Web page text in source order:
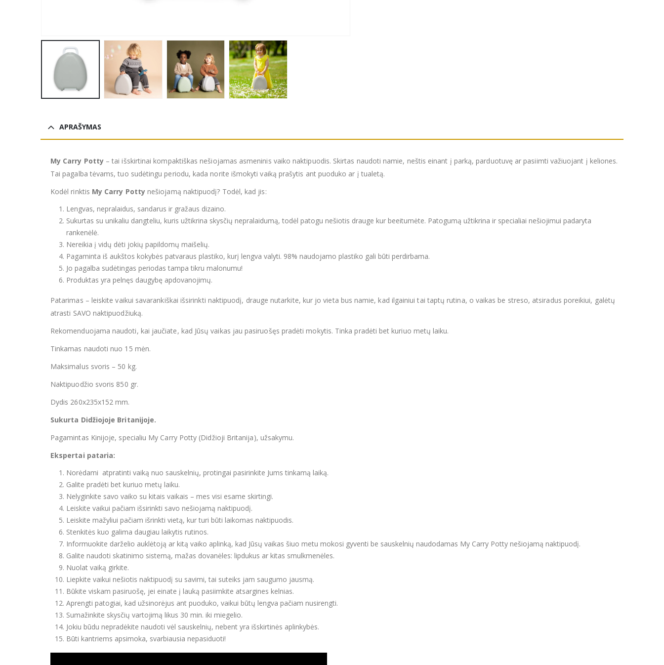
APRAŠYMAS
My Carry Potty– tai išskirtinai kompaktiškas nešiojamas asmeninis vaiko naktipuodis. Skirtas naudoti namie, neštis einant į parką, parduotuvę ar pasiimti važiuojant į keliones.
Tai pagalba tėvams, tuo sudėtingu periodu, kada norite išmokyti vaiką prašytis ant puoduko ar į tualetą.
Kodėl rinktis My Carry Pottynešiojamą naktipuodį? Todėl, kad jis:
Lengvas, nepralaidus, sandarus ir gražaus dizaino.
Sukurtas su unikaliu dangteliu, kuris užtikrina skysčių nepralaidumą, todėl patogu nešiotis drauge kur beeitumėte. Patogumą užtikrina ir specialiai nešiojimui padaryta
rankenėlė.
Nereikia į vidų dėti jokių papildomų maišelių.
Pagaminta iš aukštos kokybės patvaraus plastiko, kurį lengva valyti. 98% naudojamo plastiko gali būti perdirbama.
Jo pagalba sudėtingas periodas tampa tikru malonumu!
Produktas yra pelnęs daugybę apdovanojimų.
Patarimas – leiskite vaikui savarankiškai išsirinkti naktipuodį, drauge nutarkite, kur jo vieta bus namie, kad ilgainiui tai taptų rutina, o vaikas be streso, atsiradus poreikiui, galėtų
atrasti SAVO naktipuodžiuką.
Rekomenduojama naudoti, kai jaučiate, kad Jūsų vaikas jau pasiruošęs pradėti mokytis. Tinka pradėti bet kuriuo metų laiku.
Tinkamas naudoti nuo 15 mėn.
Maksimalus svoris – 50 kg.
Naktipuodžio svoris 850 gr.
Dydis 260x235x152 mm.
Sukurta Didžiojoje Britanijoje.
Pagamintas Kinijoje, specialiu My Carry Potty (Didžioji Britanija), užsakymu.
Ekspertai pataria:
Norėdami atpratinti vaiką nuo sauskelnių, protingai pasirinkite Jums tinkamą laiką.
Galite pradėti bet kuriuo metų laiku.
Nelyginkite savo vaiko su kitais vaikais – mes visi esame skirtingi.
Leiskite vaikui pačiam išsirinkti savo nešiojamą naktipuodį.
Leiskite mažyliui pačiam išrinkti vietą, kur turi būti laikomas naktipuodis.
Stenkitės kuo galima daugiau laikytis rutinos.
Informuokite darželio auklėtoją ar kitą vaiko aplinką, kad Jūsų vaikas šiuo metu mokosi gyventi be sauskelnių naudodamas My Carry Potty nešiojamą naktipuodį.
Galite naudoti skatinimo sistemą, mažas dovanėles: lipdukus ar kitas smulkmenėles.
Nuolat vaiką girkite.
Liepkite vaikui nešiotis naktipuodį su savimi, tai suteiks jam saugumo jausmą.
Būkite viskam pasiruošę, jei einate į lauką pasiimkite atsargines kelnias.
Aprengti patogiai, kad užsinorėjus ant puoduko, vaikui būtų lengva pačiam nusirengti.
Sumažinkite skysčių vartojimą likus 30 min. iki miegelio.
Jokiu būdu nepradėkite naudoti vėl sauskelnių, nebent yra išskirtinės aplinkybės.
Būti kantriems apsimoka, svarbiausia nepasiduoti!